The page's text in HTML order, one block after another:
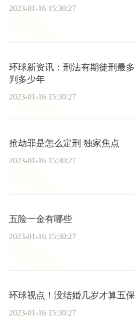
2023-01-16 15:30:27
环球新资讯：刑法有期徒刑最多
判多少年
2023-01-16 15:30:27
抢劫罪是怎么定刑 独家焦点
2023-01-16 15:30:27
五险一金有哪些
2023-01-16 15:30:27
环球视点！没结婚几岁才算五保
2023-01-16 15:30:27